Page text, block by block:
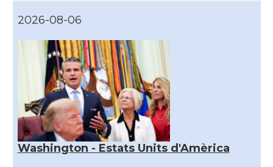
2026-08-06
Washington - Estats Units d'Amèrica